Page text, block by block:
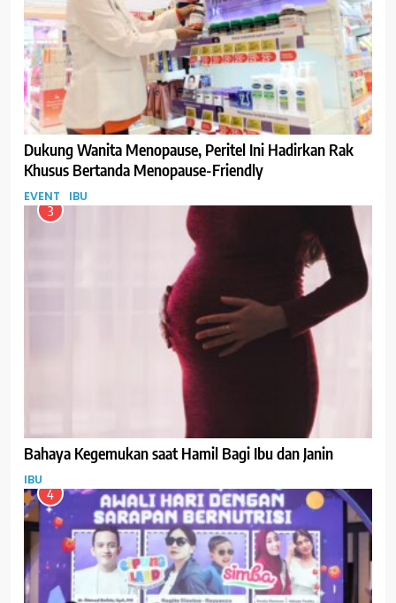
Dukung Wanita Menopause, Peritel Ini Hadirkan Rak
Khusus Bertanda Menopause-Friendly
EVENT IBU
3
Bahaya Kegemukan saat Hamil Bagi Ibu dan Janin
IBU
4